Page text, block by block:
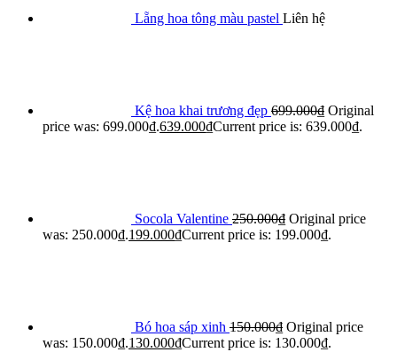
Lẵng hoa tông màu pastel Liên hệ
Kệ hoa khai trương đẹp 699.000₫ Original
price was: 699.000₫.639.000₫Current price is: 639.000₫.
Socola Valentine 250.000₫ Original price
was: 250.000₫.199.000₫Current price is: 199.000₫.
Bó hoa sáp xinh 150.000₫ Original price
was: 150.000₫.130.000₫Current price is: 130.000₫.